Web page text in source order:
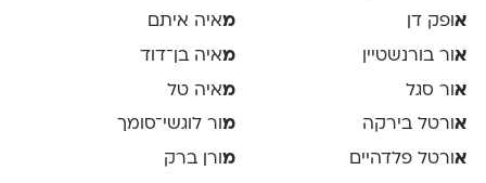
אופק דן
אור בורנשטיין
אור סגל
אורטל בירקה
אורטל פלדהיים
מאיה איתם
מאיה בן־דוד
מאיה טל
מ ור לוגשי־סומך
מ ורן ברק